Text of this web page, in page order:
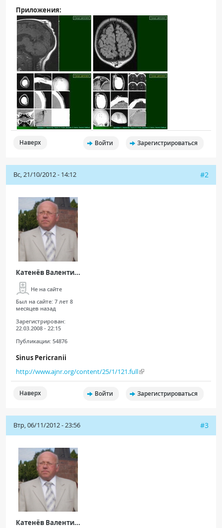
Приложения:
Наверх Войти Зарегистрироваться
Вс, 21/10/2012 - 14:12 #2
Катенёв Валенти...
Не на сайте
Был на сайте: 7 лет 8
месяцев назад
Зарегистрирован:
22.03.2008 - 22:15
Публикации: 54876
Sinus Pericranii
http://www.ajnr.org/content/25/1/121.full
Наверх Войти Зарегистрироваться
Втр, 06/11/2012 - 23:56 #3
Катенёв Валенти...